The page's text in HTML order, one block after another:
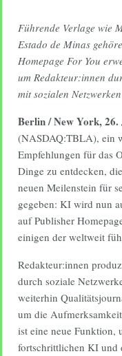
Führende Verlage wie
Estado de Minas
Homepage For You
um Redakteur:innen
mit sozialen
Berlin / New York, 26.
(NASDAQ:TBLA), ein
Empfehlungen für das
Dinge zu entdecken,
neuen Meilenstein für
gegeben: KI wird nun
auf Publisher
einigen der weltweit
Redakteur:innen
durch soziale
weiterhin
um die
ist eine neue Funktion,
fortschrittlichen KI und